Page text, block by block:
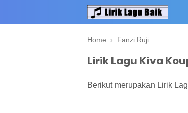
Home › Fanzi Ruji
Lirik Lagu Kiva
Berikut merupakan Lirik